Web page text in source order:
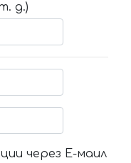
д.)
через Е-маил